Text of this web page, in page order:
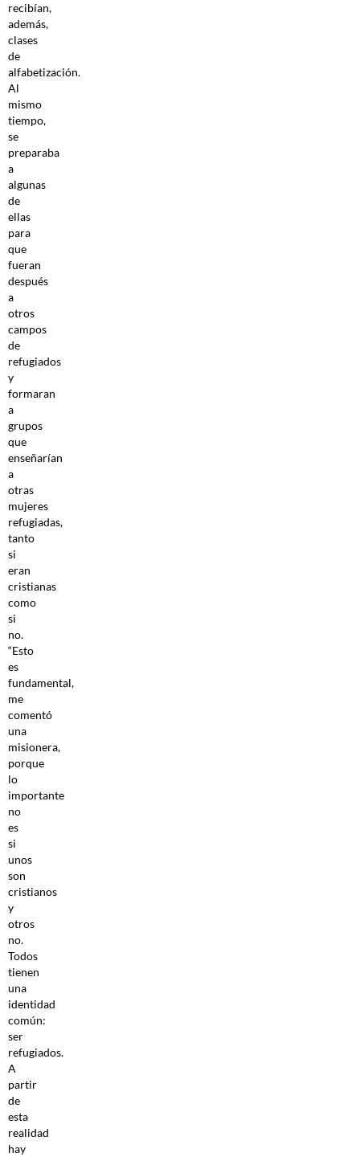
recibían,
además,
clases
de
alfabetización.
Al
mismo
tiempo,
se
preparaba
a
algunas
de
ellas
para
que
fueran
después
a
otros
campos
de
refugiados
y
formaran
a
grupos
que
enseñarían
a
otras
mujeres
refugiadas,
tanto
si
eran
cristianas
como
si
no.
“Esto
es
fundamental,
me
comentó
una
misionera,
porque
lo
importante
no
es
si
unos
son
cristianos
y
otros
no.
Todos
tienen
una
identidad
común:
ser
refugiados.
A
partir
de
esta
realidad
hay